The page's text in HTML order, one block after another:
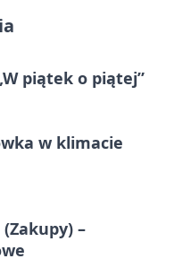
piątek o piątej”
w klimacie
–